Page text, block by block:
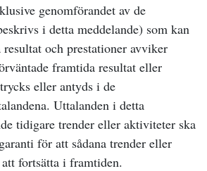
genomförandet av de
i detta meddelande) som kan
och prestationer avviker
framtida resultat eller
eller antyds i de
Uttalanden i detta
tidigare trender eller aktiviteter ska
för att sådana trender eller
fortsätta i framtiden.